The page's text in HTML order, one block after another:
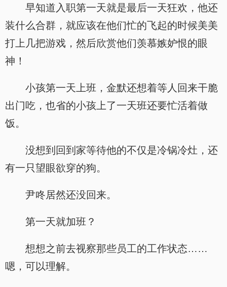
早知道入职第一天就是最后一天狂欢，他还
装什么合群，就应该在他们忙的飞起的时候美美
打上几把游戏，然后欣赏他们羡慕嫉妒恨的眼
神！
小孩第一天上班，金默还想着等人回来干脆
出门吃，也省的小孩上了一天班还要忙活着做
饭。
没想到回到家等待他的不仅是冷锅冷灶，还
有一只望眼欲穿的狗。
尹咚居然还没回来。
第一天就加班？
想想之前去视察那些员工的工作状态……
嗯，可以理解。